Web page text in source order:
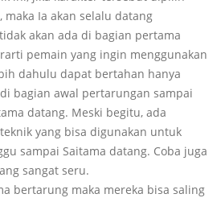
Ia akan selalu datang
akan ada di bagian pertama
pemain yang ingin menggunakan
dahulu dapat bertahan hanya
bagian awal pertarungan sampai
datang. Meski begitu, ada
yang bisa digunakan untuk
sampai Saitama datang. Coba juga
sangat seru.
bertarung maka mereka bisa saling